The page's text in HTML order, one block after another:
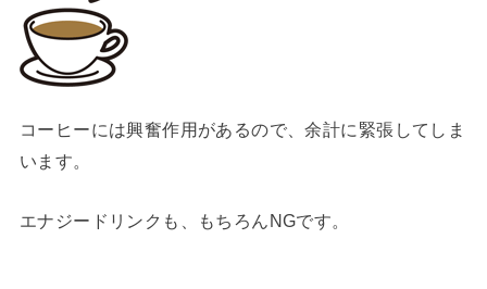
コーヒーには興奮作用があるので、余計に緊張してしま
います。
エナジードリンクも、もちろんNGです。